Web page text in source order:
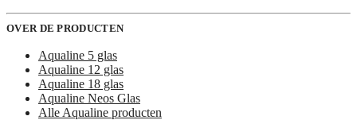
OVER DE PRODUCTEN
Aqualine 5 glas
Aqualine 12 glas
Aqualine 18 glas
Aqualine Neos Glas
Alle Aqualine producten